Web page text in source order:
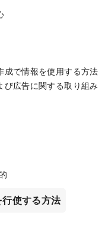
成で情報を使用する方法
び広告に関する取り組み
使する方法